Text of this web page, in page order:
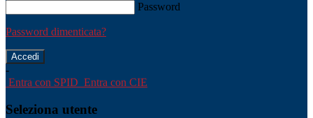
Password
Password dimenticata?
-
Entra con SPID Entra con CIE
Seleziona utente